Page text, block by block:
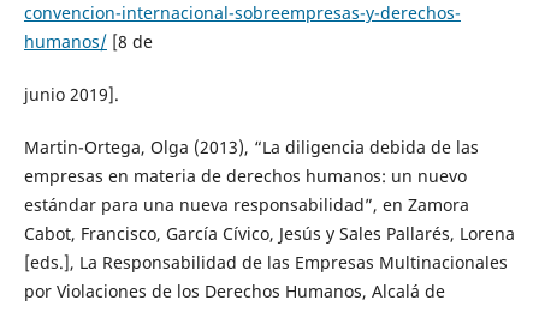
convencion-internacional-sobreempresas-y-derechos-
humanos/[8 de
junio 2019].
Martin-Ortega, Olga (2013), “La diligencia debida de las
empresas en materia de derechos humanos: un nuevo
estándar para una nueva responsabilidad”, en Zamora
Cabot, Francisco, García Cívico, Jesús y Sales Pallarés, Lorena
[eds.], La Responsabilidad de las Empresas Multinacionales
por Violaciones de los Derechos Humanos, Alcalá de